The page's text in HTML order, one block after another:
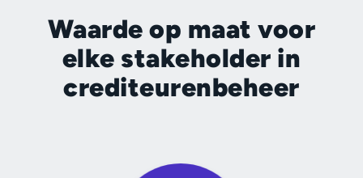
Waarde op maat voor
elke stakeholder in
crediteurenbeheer